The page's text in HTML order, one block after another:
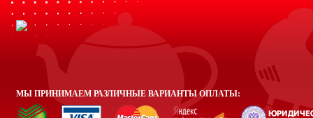
МЫ ПРИНИМАЕМ РАЗЛИЧНЫЕ ВАРИАНТЫ ОПЛАТЫ: